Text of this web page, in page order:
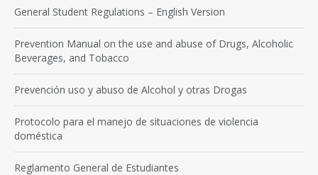
General Student Regulations – English Version
Prevention Manual on the use and abuse of Drugs, Alcoholic
Beverages, and Tobacco
Prevención uso y abuso de Alcohol y otras Drogas
Protocolo para el manejo de situaciones de violencia
doméstica
Reglamento General de Estudiantes